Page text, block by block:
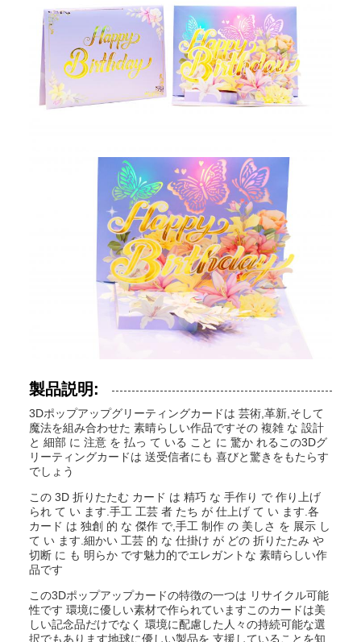
製品説明:
3Dポップアップグリーティングカードは 芸術,革新,そして
魔法を組み合わせた 素晴らしい作品ですその 複雑 な 設計
と 細部 に 注意 を 払っ て いる こと に 驚か れるこの3Dグ
リーティングカードは 送受信者にも 喜びと驚きをもたらす
でしょう
この 3D 折りたたむ カード は 精巧 な 手作り で 作り上げ
られ て い ます.手工 工芸 者 たち が 仕上げ て い ます.各
カード は 独創 的 な 傑作 で,手工 制作 の 美しさ を 展示 し
て い ます.細かい 工芸 的 な 仕掛け が どの 折りたたみ や
切断 に も 明らか です魅力的でエレガントな 素晴らしい作
品です
この3Dポップアップカードの特徴の一つは リサイクル可能
性です 環境に優しい素材で作られていますこのカードは美
しい記念品だけでなく 環境に配慮した人々の持続可能な選
択でもあります地球に優しい製品を 支援していることを知